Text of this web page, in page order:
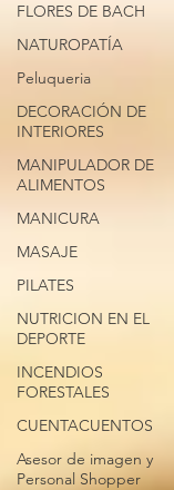
FLORES DE BACH
NATUROPATÍA
Peluqueria
DECORACIÓN DE
INTERIORES
MANIPULADOR DE
ALIMENTOS
MANICURA
MASAJE
PILATES
NUTRICION EN EL
DEPORTE
INCENDIOS
FORESTALES
CUENTACUENTOS
Asesor de imagen y
Personal Shopper